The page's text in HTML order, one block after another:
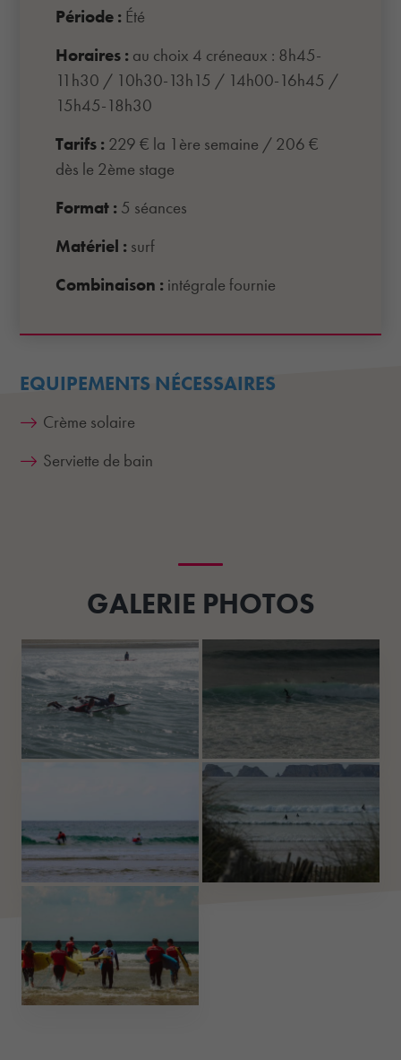
Période : Été
Horaires : au choix 4 créneaux : 8h45-
11h30 / 10h30-13h15 / 14h00-16h45 /
15h45-18h30
Tarifs : 229 € la 1ère semaine / 206 €
dès le 2ème stage
Format : 5 séances
Matériel : surf
Combinaison : intégrale fournie
EQUIPEMENTS NÉCESSAIRES
Crème solaire
Serviette de bain
GALERIE PHOTOS